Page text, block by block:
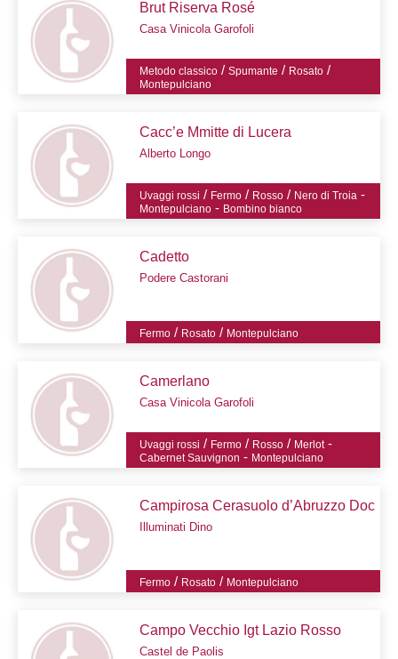
Brut Riserva Rosé
Casa Vinicola Garofoli
Metodo classico /Spumante / Rosato /
Montepulciano
Cacc’e Mmitte di Lucera
Alberto Longo
Uvaggi rossi / Fermo / Rosso / Nero di Troia -
Montepulciano - Bombino bianco
Cadetto
Podere Castorani
Fermo / Rosato / Montepulciano
Camerlano
Casa Vinicola Garofoli
Uvaggi rossi / Fermo / Rosso / Merlot-
Cabernet Sauvignon - Montepulciano
Campirosa Cerasuolo d’Abruzzo Doc
Illuminati Dino
Fermo / Rosato / Montepulciano
Campo Vecchio Igt Lazio Rosso
Castel de Paolis